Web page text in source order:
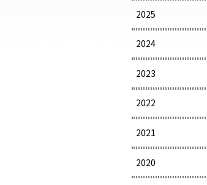
2025
2024
2023
2022
2021
2020